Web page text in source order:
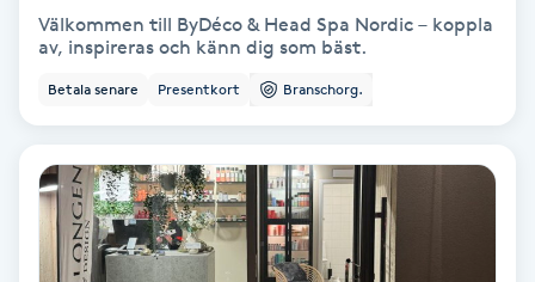
Eyeliner-tatuering
Face framing
Faceliftmassage
Fet hårbotten
Välkommen till ByDéco & Head Spa Nordic – koppla
av, inspireras och känn dig som bäst.
Betala senare Presentkort Branschorg.